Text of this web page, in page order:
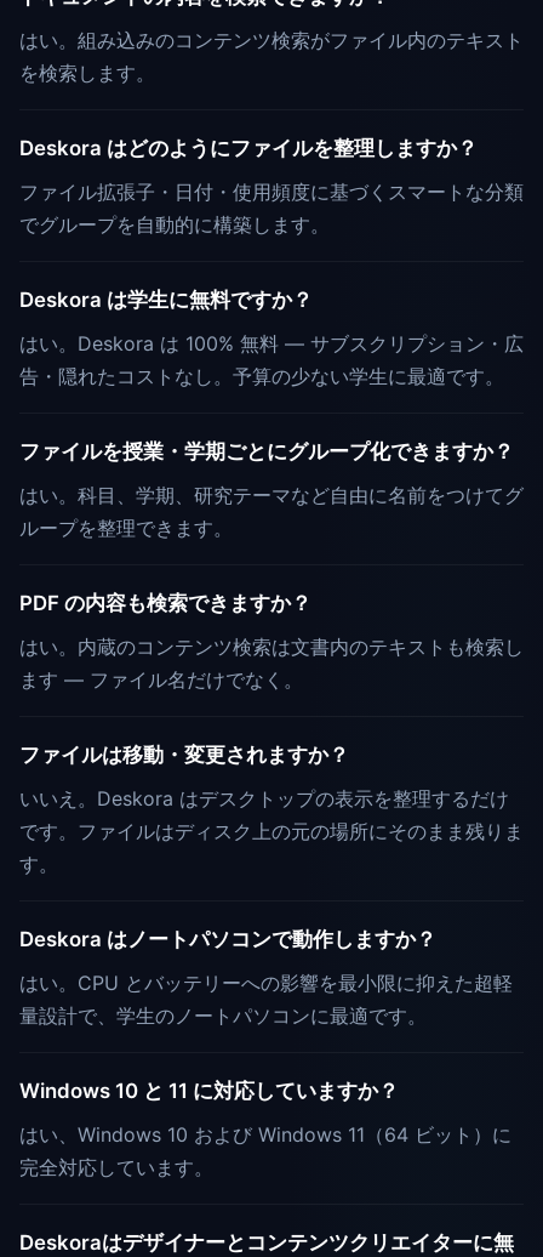
はい。組み込みのコンテンツ検索がファイル内のテキスト
を検索します。
Deskora はどのようにファイルを整理しますか？
ファイル拡張子・日付・使用頻度に基づくスマートな分類
でグループを自動的に構築します。
Deskora は学生に無料ですか？
はい。Deskora は 100% 無料 — サブスクリプション・広
告・隠れたコストなし。予算の少ない学生に最適です。
ファイルを授業・学期ごとにグループ化できますか？
はい。科目、学期、研究テーマなど自由に名前をつけてグ
ループを整理できます。
PDF の内容も検索できますか？
はい。内蔵のコンテンツ検索は文書内のテキストも検索し
ます — ファイル名だけでなく。
ファイルは移動・変更されますか？
いいえ。Deskora はデスクトップの表示を整理するだけ
です。ファイルはディスク上の元の場所にそのまま残りま
す。
Deskora はノートパソコンで動作しますか？
はい。CPU とバッテリーへの影響を最小限に抑えた超軽
量設計で、学生のノートパソコンに最適です。
Windows 10 と 11 に対応していますか？
はい、Windows 10 および Windows 11（64 ビット）に
完全対応しています。
Deskoraはデザイナーとコンテンツクリエイターに無